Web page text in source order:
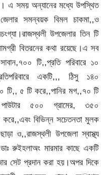
এ সময় অন্যানের মধ্যে উপস্থিত
সমন্বয়ক বিমল চাকমা,,ও
উপজেলার তিন টি
বিতরনের কথা রয়েছে।এ সব
টি,,প্রতি পরিবারে ১০
একটি,,, ঠিসু ১৪০
টি,, ৫ টি করে,,পানির মগ,,৭০ টি
৫০০ গ্রামের, ৩৫০
করে,,এবং বিভিন্ন সচেতনতা মুলক
ও,,রাজস্থলী উপজেলা স্বাস্থ্য
ডাঃ রুইহলাঅং মারমার কাছে একটি
সেট প্রদান করা হয়।অপর দিকে